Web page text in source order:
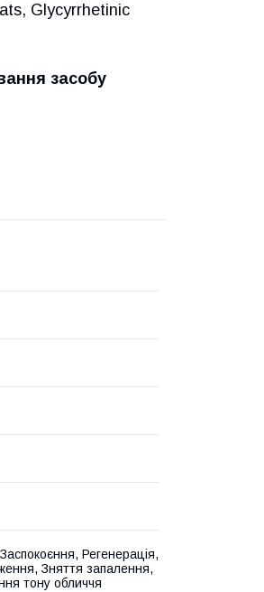
Glycyrrhetinic
засобу
Регенерація,
Зняття запалення,
тону обличчя